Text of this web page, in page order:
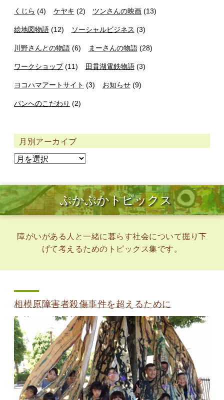
くじら (4) ケヤキ (2) ツンさんの映画 (13)
絵地図物語 (12) ソーシャルビジネス (3)
川野さんとの物語 (6) まーさんの物語(28)
ワークショップ(11) 田貫湖電鉄物語(3)
ヨコハマアートサイト (3) お知らせ(9)
パンへのこだわり (2)
月別アーカイブ
ぷかぷかトピックス
障がいがある人と一緒に暮らす社会について掘り下
げて考えるためのトピックス集です。
相模原障害者殺傷事件を超えるために